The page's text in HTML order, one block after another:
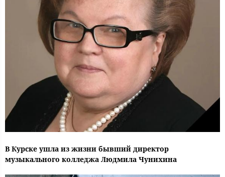
В Курске ушла из жизни бывший директор
музыкального колледжа Людмила Чунихина